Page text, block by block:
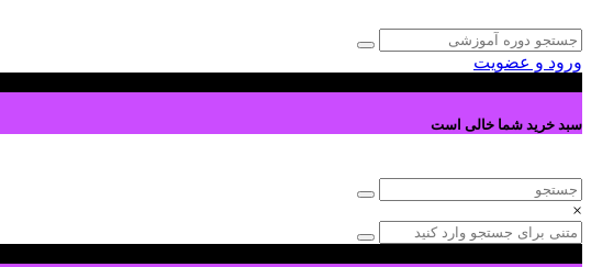
ورود و عضویت
سبد خرید شما خالی است
×